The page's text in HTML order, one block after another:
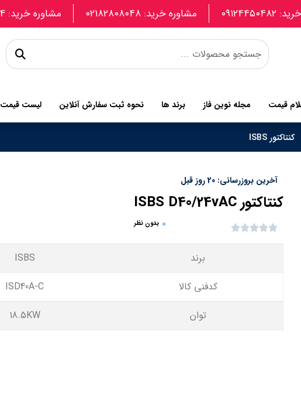
مشاوره خرید: 09907740664 مشاوره خرید: ۰۲۱۸۲۸۰۸۰۴۸
قیمت مجله نوین فاز برند ها نحوه ثبت سفارش آنلاین لیست قیمت
کنتاکتور ISBS
آخرین بروزرسانی: 20 روز قبل
کنتاکتور ISBS D40/24vAC
بدون نظر
برند
ISBS
کدفنی کالا
ISD40A-C
توان
18.5KW